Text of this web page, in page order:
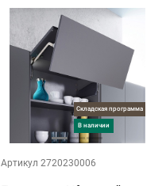
Складская программа
в наличии
Артикул 2720230006